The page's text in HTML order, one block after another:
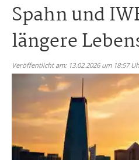
Spahn und
längere
Veröffentlicht am: 13.02.2026 um 18:57